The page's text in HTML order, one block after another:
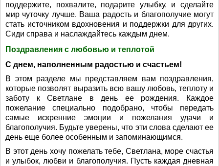
поддержите, похвалите, подарите улыбку, и сделайте
мир чуточку лучше. Ваша радость и благополучие могут
стать источником вдохновения и поддержки для других.
Сиди справа и наслаждайтесь каждым днем.
Поздравления с любовью и теплотой
С днем, наполненным радостью и счастьем!
В этом разделе мы представляем вам поздравления,
которые позволят выразить всю вашу любовь, теплоту и
заботу к Светлане в день ее рождения. Каждое
пожелание специально подобрано, чтобы передать
самые искренние эмоции и пожелания удачи и
благополучия. Будьте уверены, что эти слова сделают ее
день еще более особенным и запоминающимся.
В этот день хочу пожелать тебе, Светлана, море счастья
и улыбок, любви и благополучия. Пусть каждая дневная